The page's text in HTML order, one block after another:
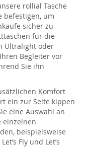
rollial Tasche
befestigen, um
sicher zu
für die
Ultralight oder
Begleiter vor
Sie ihn
Komfort
ein zur Seite kippen
eine Auswahl an
einzelnen
beispielsweise
Fly und Let’s